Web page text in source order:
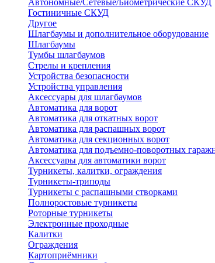
Автономные/Сетевые/Биометрические СКУД
Гостиничные СКУД
Другое
Шлагбаумы и дополнительное оборудование
Шлагбаумы
Тумбы шлагбаумов
Стрелы и крепления
Устройства безопасности
Устройства управления
Аксессуары для шлагбаумов
Автоматика для ворот
Автоматика для откатных ворот
Автоматика для распашных ворот
Автоматика для секционных ворот
Автоматика для подъемно-поворотных
Аксессуары для автоматики ворот
Турникеты, калитки, ограждения
Турникеты-триподы
Турникеты с распашными створками
Полноростовые турникеты
Роторные турникеты
Электронные проходные
Калитки
Ограждения
Картоприёмники